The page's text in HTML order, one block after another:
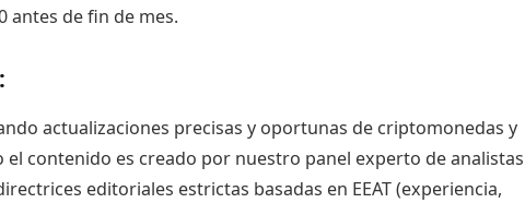
antes de fin de mes.
actualizaciones precisas y oportunas de criptomonedas y
el contenido es creado por nuestro panel experto de analistas
editoriales estrictas basadas en EEAT (experiencia,